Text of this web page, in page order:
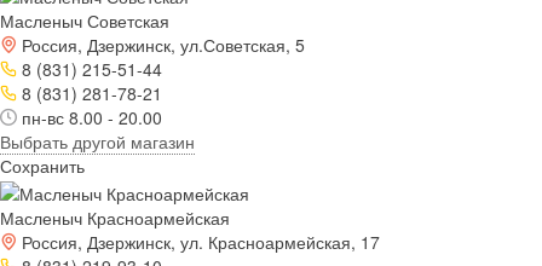
Масленыч Советская
Россия, Дзержинск, ул.Советская, 5
8 (831) 215-51-44
8 (831) 281-78-21
пн-вс 8.00 - 20.00
Выбрать другой магазин
Сохранить
Масленыч Красноармейская
Россия, Дзержинск, ул. Красноармейская, 17